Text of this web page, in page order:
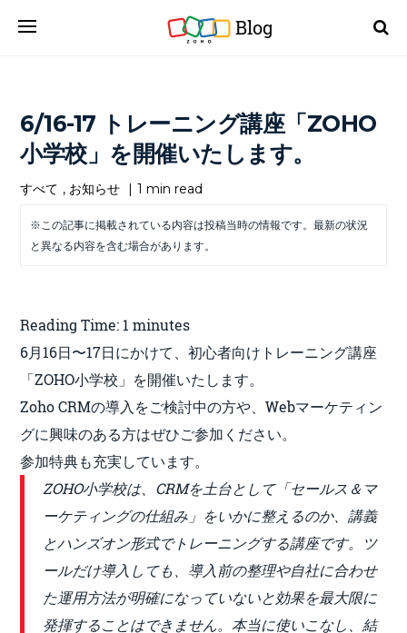
Blog
6/16-17 トレーニング講座「ZOHO
小学校」を開催いたします。
すべて , お知らせ | 1 min read
※この記事に掲載されている内容は投稿当時の情報です。最新の状況
と異なる内容を含む場合があります。
Reading Time: 1 minutes
6月16日〜17日にかけて、初心者向けトレーニング講座
「ZOHO小学校」を開催いたします。
Zoho CRMの導入をご検討中の方や、Webマーケティン
グに興味のある方はぜひご参加ください。
参加特典も充実しています。
ZOHO小学校は、CRMを土台として「セールス＆マ
ーケティングの仕組み」をいかに整えるのか、講義
とハンズオン形式でトレーニングする講座です。ツ
ールだけ導入しても、導入前の整理や自社に合わせ
た運用方法が明確になっていないと効果を最大限に
発揮することはできません。本当に使いこなし、結